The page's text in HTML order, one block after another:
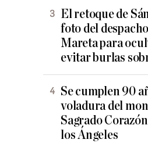
El retoque de
foto del
Mareta para
evitar burlas
Se cumplen 90
voladura del
Sagrado
los Ángeles